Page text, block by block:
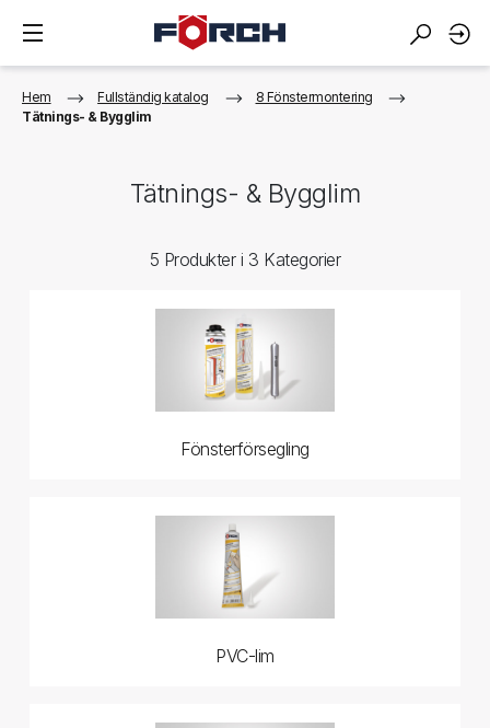
Hem Fullständig katalog
8 Fönstermontering
Tätnings- & Bygglim
Tätnings- & Bygglim
5 Produkter i 3 Kategorier
Fönsterförsegling
PVC-lim